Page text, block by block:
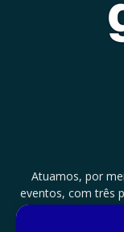
Atuamos, por
eventos, com três
licenciamento
documentar,